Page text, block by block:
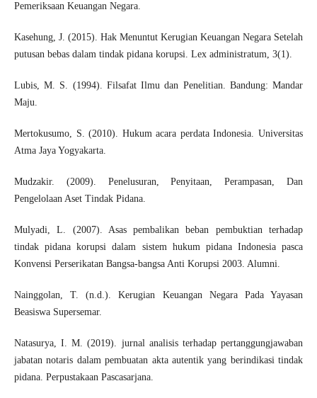
Pemeriksaan Keuangan Negara.
Kasehung, J. (2015). Hak Menuntut Kerugian Keuangan Negara Setelah
putusan bebas dalam tindak pidana korupsi. Lex administratum, 3(1).
Lubis, M. S. (1994). Filsafat Ilmu dan Penelitian. Bandung: Mandar
Maju.
Mertokusumo, S. (2010). Hukum acara perdata Indonesia. Universitas
Atma Jaya Yogyakarta.
Mudzakir. (2009). Penelusuran, Penyitaan, Perampasan, Dan
Pengelolaan Aset Tindak Pidana.
Mulyadi, L. (2007). Asas pembalikan beban pembuktian terhadap
tindak pidana korupsi dalam sistem hukum pidana Indonesia pasca
Konvensi Perserikatan Bangsa-bangsa Anti Korupsi 2003. Alumni.
Nainggolan, T. (n.d.). Kerugian Keuangan Negara Pada Yayasan
Beasiswa Supersemar.
Natasurya, I. M. (2019). jurnal analisis terhadap pertanggungjawaban
jabatan notaris dalam pembuatan akta autentik yang berindikasi tindak
pidana. Perpustakaan Pascasarjana.